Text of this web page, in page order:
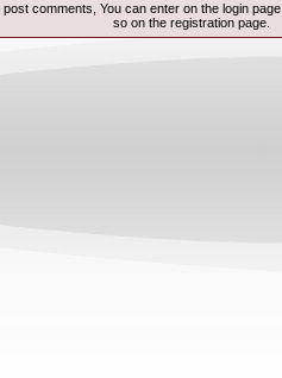
post comments, You can enter on the login page
so on the registration page